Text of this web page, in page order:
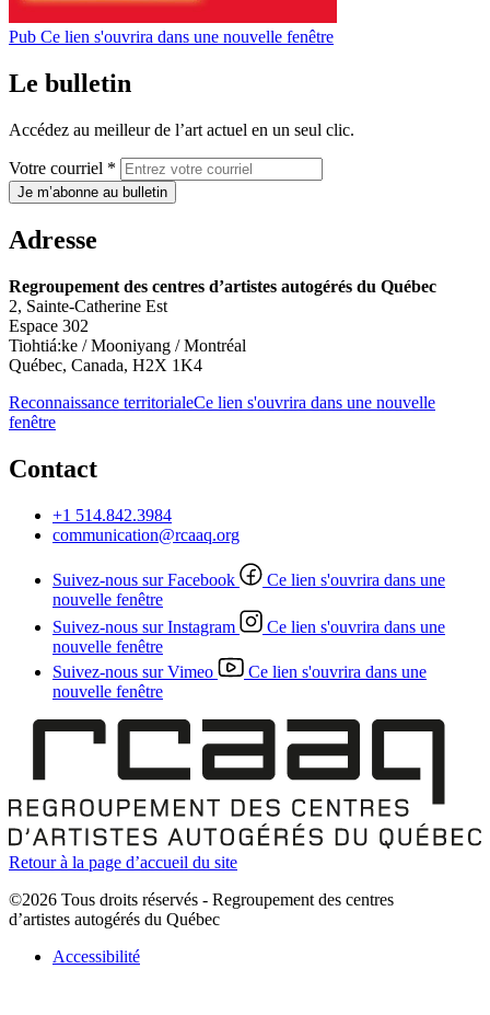
Pub Ce lien s'ouvrira dans une nouvelle fenêtre
Le bulletin
Accédez au meilleur de l’art actuel en un seul clic.
Votre courriel *
Je m’abonne au bulletin
Adresse
Regroupement des centres d’artistes autogérés du Québec
2, Sainte-Catherine Est
Espace 302
Tiohtiá:ke / Mooniyang / Montréal
Québec, Canada, H2X 1K4
Reconnaissance territorialeCe lien s'ouvrira dans une nouvelle
fenêtre
Contact
+1 514.842.3984
communication@rcaaq.org
Suivez-nous sur Facebook
Ce lien s'ouvrira dans une
nouvelle fenêtre
Suivez-nous sur Instagram
Ce lien s'ouvrira dans une
nouvelle fenêtre
Suivez-nous sur Vimeo
Ce lien s'ouvrira dans une
nouvelle fenêtre
Retour à la page d’accueil du site
©2026 Tous droits réservés - Regroupement des centres
d’artistes autogérés du Québec
Accessibilité